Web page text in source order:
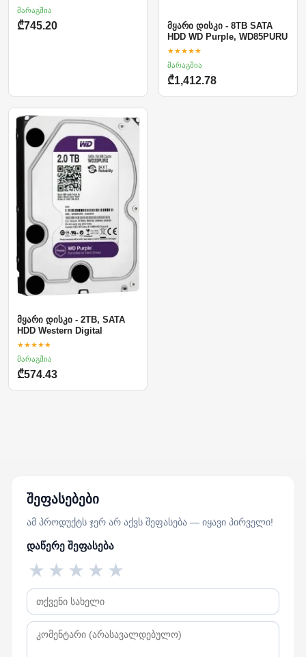
მარაგშია
₾745.20
მყარი დისკი - 8TB SATA
HDD WD Purple, WD85PURU
★★★★★
მარაგშია
₾1,412.78
მყარი დისკი - 2TB, SATA
HDD Western Digital
★★★★★
მარაგშია
₾574.43
შეფასებები
ამ პროდუქტს ჯერ არ აქვს შეფასება — იყავი პირველი!
დაწერე შეფასება
★
★
★
★
★